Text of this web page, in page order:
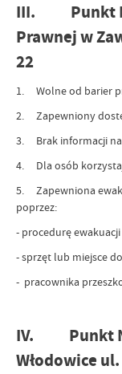
III. Punkt
Prawnej w
22
1. Wolne od barier
2. Zapewniony
3. Brak informacji na
4. Dla osób
5. Zapewniona
poprzez:
- procedurę
- sprzęt lub miejsce
- pracownika
IV. Punkt
Włodowice